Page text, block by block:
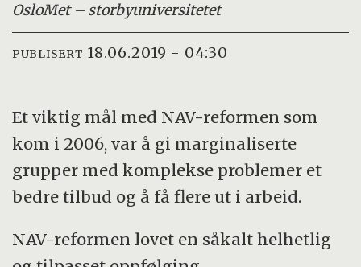
OsloMet – storbyuniversitetet
PUBLISERT 18.06.2019 - 04:30
Et viktig mål med NAV-reformen som
kom i 2006, var å gi marginaliserte
grupper med komplekse problemer et
bedre tilbud og å få flere ut i arbeid.
NAV-reformen lovet en såkalt helhetlig